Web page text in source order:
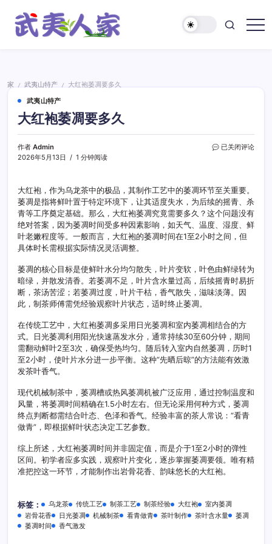
家
家 / 武夷山特产 /
大红袍萎凋要多久
武夷山特产
大红袍萎凋要多久
作者 Admin
2026年5月13日
1 分钟阅读
大
凋
要
多
久
已关闭评论
大红袍，作为乌龙茶中的极品，其制作工艺中的萎凋环节至关重要。
萎凋是指将鲜叶置于特定环境下，让其适度失水，为后续的摇青、杀
青等工序奠定基础。那么，大红袍萎凋究竟需要多久？这个问题没有
绝对答案，因为萎凋时间受多种因素影响，如天气、温度、湿度、鲜
叶老嫩程度等。一般而言，大红袍的萎凋时间在1至2小时之间，但
具体时长需根据实际情况灵活调整。
萎凋的核心目标是使鲜叶水分均匀散失，叶片变软，叶色由鲜绿转为
暗绿，并散发清香。若萎凋不足，叶片含水量过高，后续摇青时易折
断，茶汤苦涩；若萎凋过度，叶片干枯，香气散失，滋味淡薄。因
此，制茶师傅需凭经验观察叶片状态，适时终止萎凋。
在传统工艺中，大红袍萎凋多采用日光萎凋和室内萎凋相结合的方
式。日光萎凋利用阳光快速蒸发水分，通常持续30至60分钟，期间
需翻动鲜叶2至3次，确保受热均匀。随后转入室内自然萎凋，历时1
至2小时，使叶片水分进一步平衡。这种“先晒后晾”的方法能有效激
发茶叶香气。
现代机械制茶中，萎凋槽或热风萎凋机被广泛应用，通过控制温度和
风量，将萎凋时间精确在1.5小时左右。但无论采用何种方式，萎凋
终点判断都需结合叶态、色泽和香气。经验丰富的茶人常说：“看青
做青”，即根据鲜叶状态决定工艺参数。
综上所述，大红袍萎凋时间并非固定值，而是介于1至2小时的弹性
区间。初学者应多实践，观察叶片变化，逐步掌握萎凋要领。唯有精
准把控这一环节，才能制作出岩骨花香、韵味悠长的大红袍。
标签： 乌龙茶 传统工艺 制茶工艺 制茶经验 大红袍
室内萎凋
岩骨花香
日光萎凋 机械制茶 看青做青 茶叶制作 茶叶含水量
萎凋
萎凋时间
香气激发